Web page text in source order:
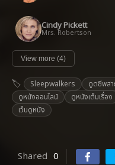
Cindy Pickett
Mrs. Robertson
View more (4)
Sleepwalkers ดูดชีพส
ดูหนังออนไลน์
ดูหนังเต็มเรื่อง
เว็บดูหนัง
Shared 0